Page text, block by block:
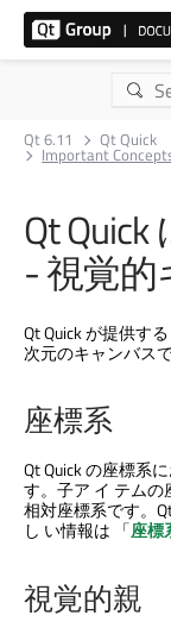
Qt 6.11 Qt Quick
Important
Qt Quick
- 視覚
Qt Quickが提供す
次元のキャンバスで
座標系
Qt Quickの座標系
す。子ア イ テムの
相対座標系です。
し い情報は 「座標
視覚的親